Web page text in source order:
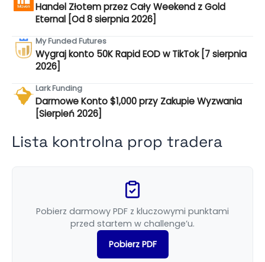
Handel Złotem przez Cały Weekend z Gold
Eternal [Od 8 sierpnia 2026]
My Funded Futures
Wygraj konto 50K Rapid EOD w TikTok [7 sierpnia
2026]
Lark Funding
Darmowe Konto $1,000 przy Zakupie Wyzwania
[Sierpień 2026]
Lista kontrolna prop tradera
Pobierz darmowy PDF z kluczowymi punktami
przed startem w challenge’u.
Pobierz PDF